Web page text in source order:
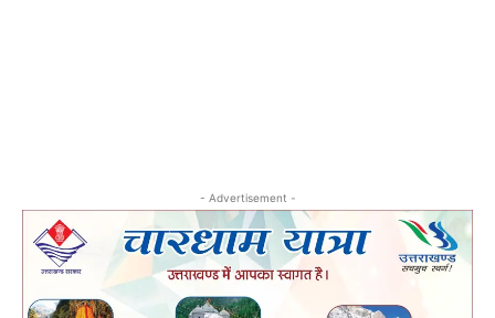
- Advertisement -